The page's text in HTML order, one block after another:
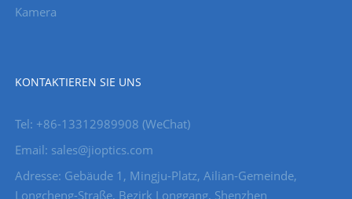
Kamera
KONTAKTIEREN SIE UNS
Tel: +86-13312989908 (WeChat)
Email: sales@jioptics.com
Adresse: Gebäude 1, Mingju-Platz, Ailian-Gemeinde,
Longcheng-Straße, Bezirk Longgang, Shenzhen